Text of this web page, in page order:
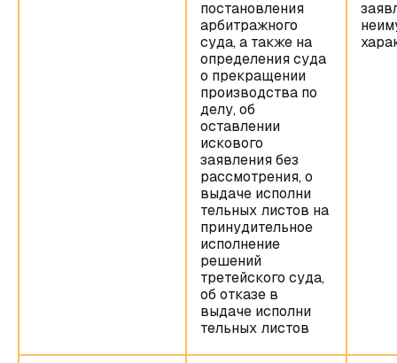
постановления
арбитражного
суда, а также на
определения суда
о прекращении
производства по
делу, об
оставлении
искового
заявления без
рассмотрения, о
выдаче исполни
тельных листов на
принудительное
исполнение
решений
третейского суда,
об отказе в
выдаче исполни
тельных листов